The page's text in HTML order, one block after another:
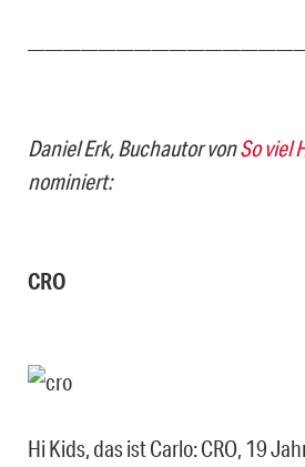
Daniel Erk, Buchautor vonSo viel
nominiert:
CRO
Hi Kids, das ist Carlo: CRO, 19